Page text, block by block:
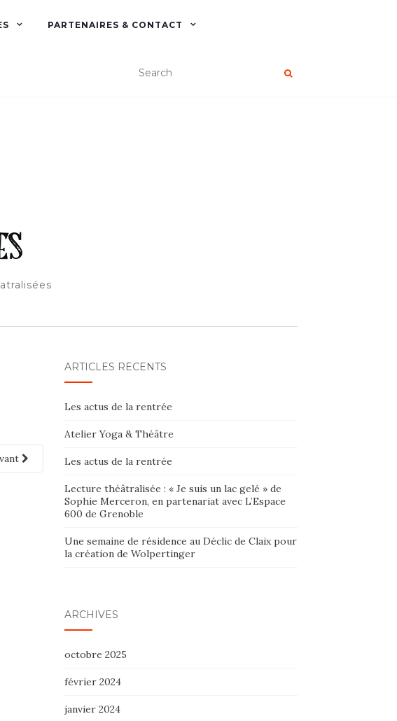
PARTENAIRES & CONTACT
ARTICLES RÉCENTS
Les actus de la rentrée
Atelier Yoga & Théâtre
Les actus de la rentrée
Lecture théâtralisée : « Je suis un lac gelé » de
Sophie Merceron, en partenariat avec L’Espace
600 de Grenoble
Une semaine de résidence au Déclic de Claix pour
la création de Wolpertinger
ARCHIVES
octobre 2025
février 2024
janvier 2024